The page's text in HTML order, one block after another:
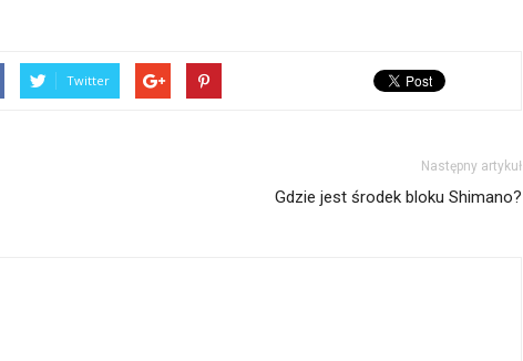
Twitter
Następny artykuł
Gdzie jest środek bloku Shimano?